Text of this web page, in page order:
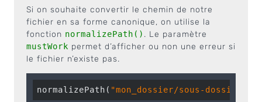
Si on souhaite convertir le chemin de notre
fichier en sa forme canonique, on utilise la
fonction normalizePath() . Le paramètre
mustWork permet d’afficher ou non une erreur si
le fichier n’existe pas.
normalizePath( "mon_dossier/sous-dossier/